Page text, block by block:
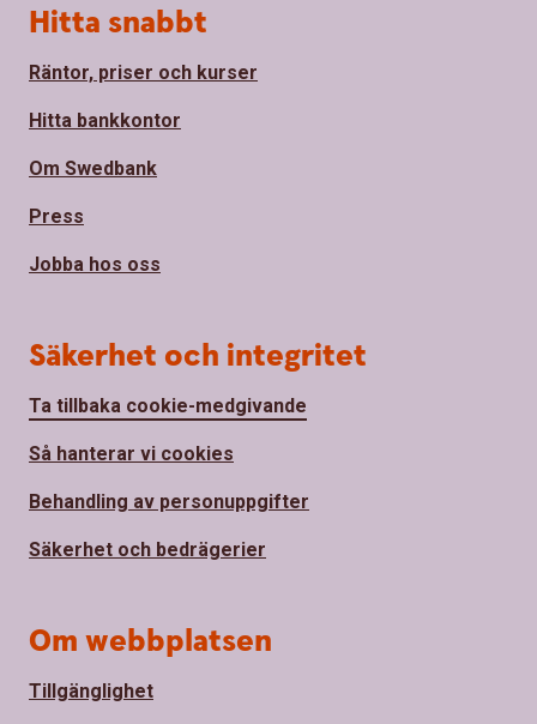
Hitta snabbt
Räntor, priser och kurser
Hitta bankkontor
Om Swedbank
Press
Jobba hos oss
Säkerhet och integritet
Ta tillbaka cookie-medgivande
Så hanterar vi cookies
Behandling av personuppgifter
Säkerhet och bedrägerier
Om webbplatsen
Tillgänglighet